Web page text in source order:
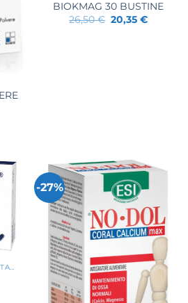
BIOKMAG 30 BUSTINE
26,50€ Il
prezzo
20,35€Il
ASSOCIAZIONI MINERALI-VITAMINE
-27%